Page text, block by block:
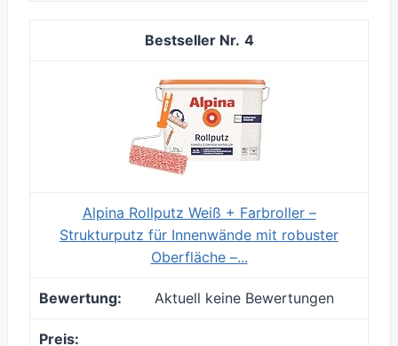
4
Alpina Rollputz Weiß + Farbroller –
Strukturputz für Innenwände mit robuster
Oberfläche –...
Aktuell keine Bewertungen